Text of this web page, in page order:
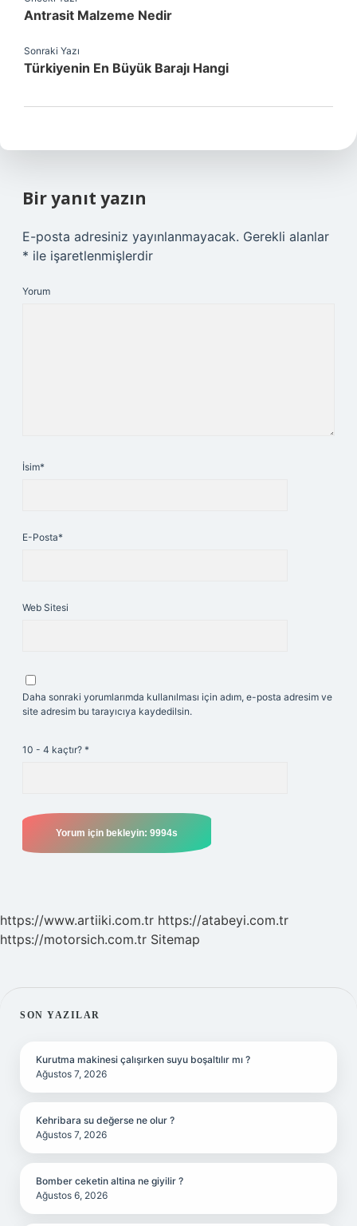
Antrasit Malzeme Nedir
Sonraki Yazı
Türkiyenin En Büyük Barajı Hangi
Bir yanıt yazın
E-posta adresiniz yayınlanmayacak. Gerekli alanlar
* ile işaretlenmişlerdir
Yorum
İsim*
E-Posta*
Web Sitesi
Daha sonraki yorumlarımda kullanılması için adım, e-posta adresim ve
site adresim bu tarayıcıya kaydedilsin.
10 - 4 kaçtır? *
https://www.artiiki.com.tr https://atabeyi.com.tr
https://motorsich.com.tr Sitemap
SIDEBAR
SON YAZILAR
Kurutma makinesi çalışırken suyu boşaltılır mı ?
Ağustos 7, 2026
Kehribara su değerse ne olur ?
Ağustos 7, 2026
Bomber ceketin altina ne giyilir ?
Ağustos 6, 2026